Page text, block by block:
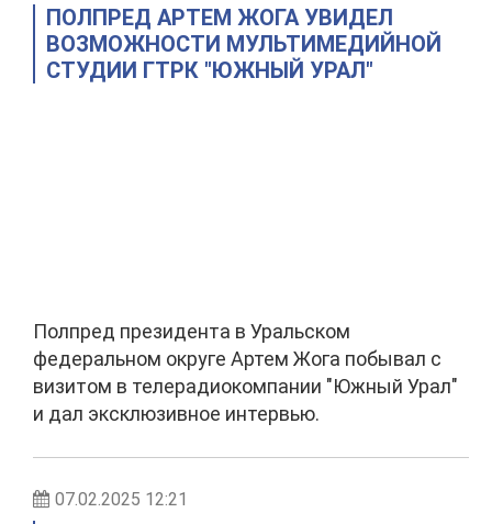
ПОЛПРЕД АРТЕМ ЖОГА УВИДЕЛ
ВОЗМОЖНОСТИ МУЛЬТИМЕДИЙНОЙ
СТУДИИ ГТРК "ЮЖНЫЙ УРАЛ"
Полпред президента в Уральском
федеральном округе Артем Жога побывал с
визитом в телерадиокомпании "Южный Урал"
и дал эксклюзивное интервью.
07.02.2025 12:21